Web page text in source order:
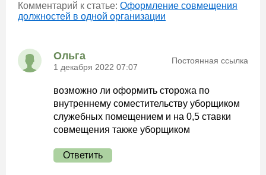
Комментарий к статье: Оформление совмещения
должностей в одной организации
Ольга
1 декабря 2022 07:07
Постоянная ссылка
возможно ли оформить сторожа по
внутреннему соместительству уборщиком
служебных помещением и на 0,5 ставки
совмещения также уборщиком
Ответить